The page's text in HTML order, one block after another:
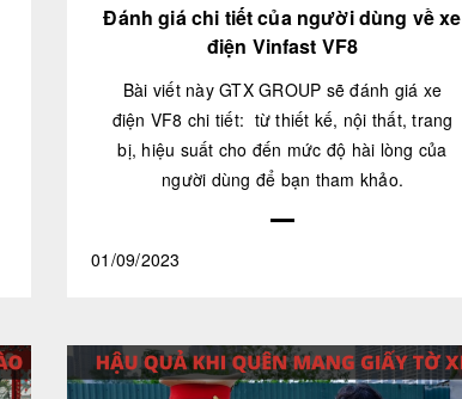
Đánh giá chi tiết của người dùng về xe
điện Vinfast VF8
Bài viết này GTX GROUP sẽ đánh giá xe
điện VF8 chi tiết: từ thiết kế, nội thất, trang
bị, hiệu suất cho đến mức độ hài lòng của
người dùng để bạn tham khảo.
01/09/2023